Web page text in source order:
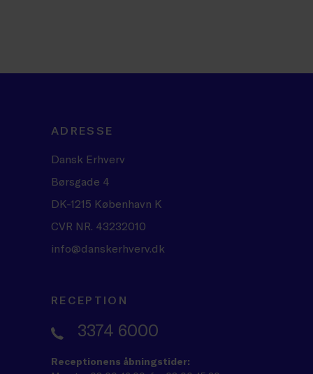
ADRESSE
Dansk Erhverv
Børsgade 4
DK-1215 København K
CVR NR. 43232010
info@danskerhverv.dk
RECEPTION
3374 6000
Receptionens åbningstider: